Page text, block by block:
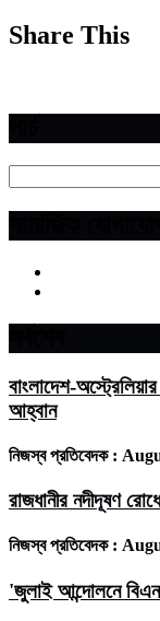
Share This
বাংলাদেশ-
আহ্বান
নিজস্ব প্রতিবেদক :
রাজধানীর নদীদূষণ রোধে
নিজস্ব প্রতিবেদক :
'জুলাই আন্দোলনে